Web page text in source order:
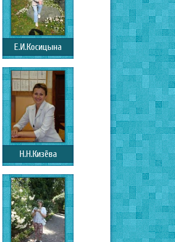
Е.И.Косицына
Н.Н.Кизёва